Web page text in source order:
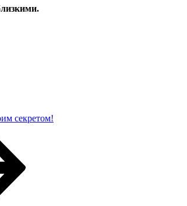
секретом!